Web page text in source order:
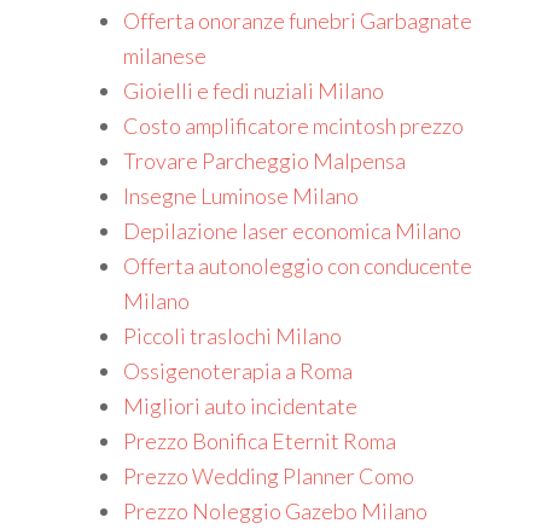
Offerta onoranze funebri Garbagnate
milanese
Gioielli e fedi nuziali Milano
Costo amplificatore mcintosh prezzo
Trovare Parcheggio Malpensa
Insegne Luminose Milano
Depilazione laser economica Milano
Offerta autonoleggio con conducente
Milano
Piccoli traslochi Milano
Ossigenoterapia a Roma
Migliori auto incidentate
Prezzo Bonifica Eternit Roma
Prezzo Wedding Planner Como
Prezzo Noleggio Gazebo Milano